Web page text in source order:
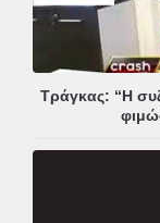
Τράγκας: “Η